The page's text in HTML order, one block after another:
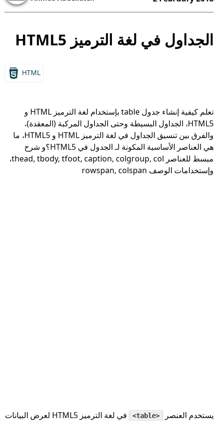
الجداول في لغة الترميز HTML5
HTML
تعلم كيفية إنشاء جدول table بإستخدام لغة الترميز HTML و
HTML5، الجداول البسيطة وحتى الجداول المركبة (المعقدة)،
والفرق بين تنسيق الجداول في لغة الترميز HTML و HTML5، ما
هي العناصر الأساسية المكونة لـ الجدول في HTML5؟و شرح
مبسط للعناصر thead, tbody, tfoot, caption, colgroup, col،
وإستخدامات الوصف rowspan, colspan
يستخدم العنصر <table>
في لغة الترميز HTML5 لعرض البيانات